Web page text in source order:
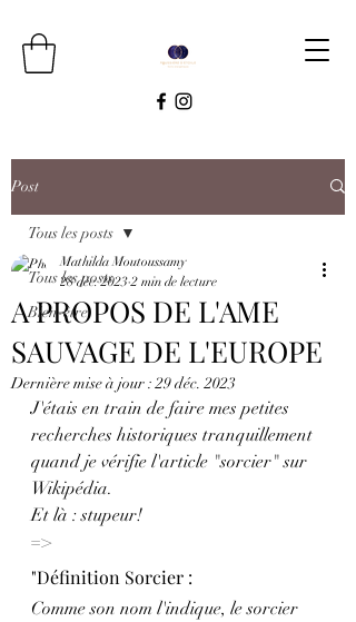
Post
Tous les posts
Bien-être
Tous les posts
A PROPOS DE L'AME
SAUVAGE DE L'EUROPE
Mathilda Moutoussamy
28 déc. 2023 2 min de lecture
Dernière mise à jour :29 déc. 2023
J'étais en train de faire mes petites
recherches historiques tranquillement
quand je vérifie l'article "sorcier" sur
Wikipédia.
Et là : stupeur!
=>
"Définition Sorcier :
Comme son nom l'indique, le sorcier